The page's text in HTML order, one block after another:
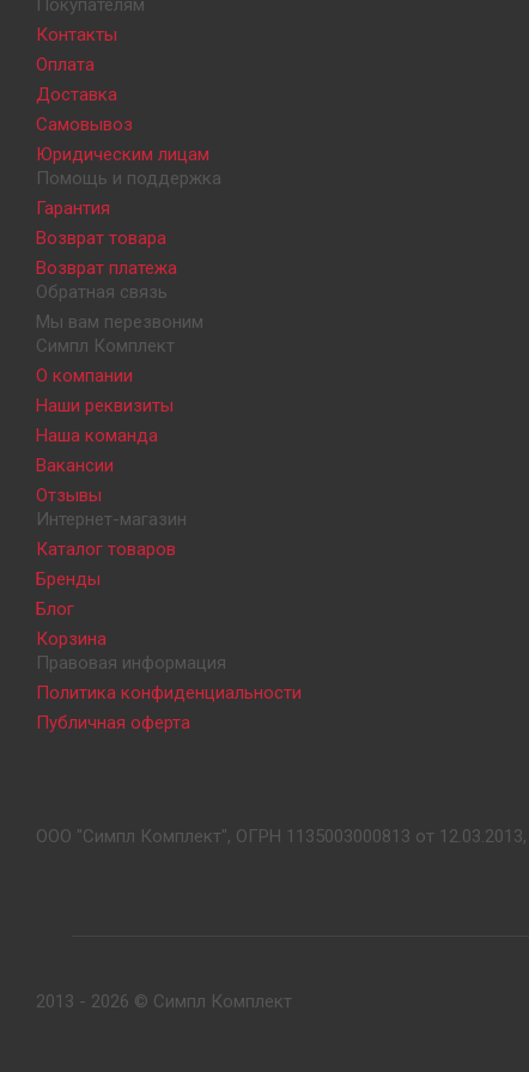
Покупателям
Контакты
Оплата
Доставка
Самовывоз
Юридическим лицам
Помощь и поддержка
Гарантия
Возврат товара
Возврат платежа
Обратная связь
Мы вам перезвоним
Симпл Комплект
О компании
Наши реквизиты
Наша команда
Вакансии
Отзывы
Интернет-магазин
Каталог товаров
Бренды
Блог
Корзина
Правовая информация
Политика конфиденциальности
Публичная оферта
ООО "Симпл Комплект", ОГРН 1135003000813 от
2013 - 2026 © Симпл Комплект